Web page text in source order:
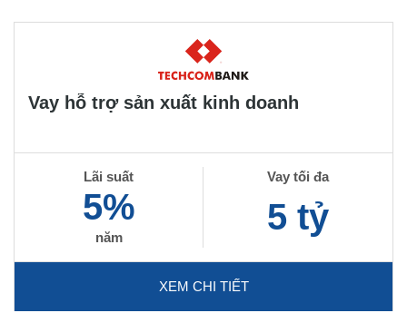
Vay hỗ trợ sản xuất kinh doanh
Lãi suất
5%
năm
Vay tối đa
5 tỷ
XEM CHI TIẾT